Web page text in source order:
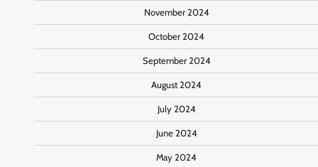
November 2024
October 2024
September 2024
August 2024
July 2024
June 2024
May 2024